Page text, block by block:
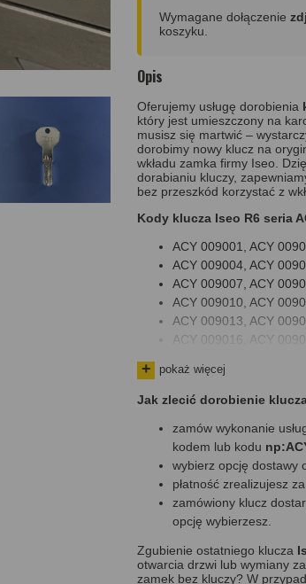
Wymagane dołączenie
koszyku.
Opis
Oferujemy usługę dorobienia
który jest umieszczony na
musisz się martwić –
dorobimy nowy klucz na
wkładu zamka firmy Iseo.
dorabianiu kluczy,
bez przeszkód korzystać z
Kody klucza Iseo R6 seria
ACY 009001, ACY
ACY 009004, ACY
ACY 009007, ACY
ACY 009010, ACY
ACY 009013, ACY
ACY 009016, ACY
ACY 009022, ACY
ACY 009025, ACY
ACY 009031, ACY
ACY 009034, ACY
ACY 009037, ACY
ACY 009040, ACY
ACY 009043, ACY
ACY 009046, ACY
ACY 009049, ACY
ACY 009052, ACY
ACY 009055, ACY
pokaż więcej
Jak zlecić dorobienie
zamów wykonanie
kodem lub kodu
wybierz opcję dostawy
płatność zrealizujesz
zamówiony klucz
opcję wybierzesz.
Zgubienie ostatniego klucza
otwarcia drzwi lub wymiany
zamek bez kluczy? W